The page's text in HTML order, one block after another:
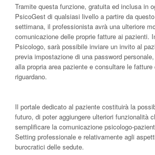
Tramite questa funzione, gratuita ed inclusa in
PsicoGest di qualsiasi livello a partire da
settimana, il professionista avrà una ulteriore
comunicazione delle proprie fatture ai pazienti.
Psicologo, sarà possibile inviare un invito al
previa impostazione di una password
alla propria area paziente e consultare le fatture
riguardano.
Il portale dedicato al paziente costituirà la
futuro, di poter aggiungere ulteriori funzionalità
semplificare la comunicazione psicologo-
Setting professionale e relativamente agli
burocratici delle sedute.